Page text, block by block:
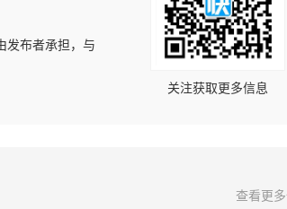
发布者承担，与
关注获取更多信息
查看更